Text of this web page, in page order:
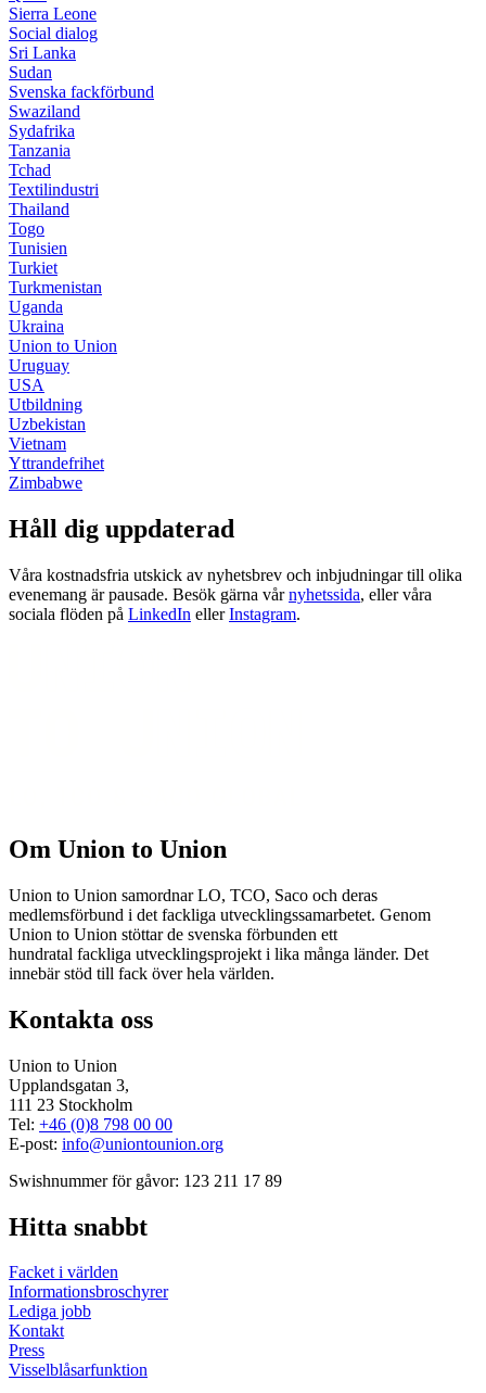
Sierra Leone
Social dialog
Sri Lanka
Sudan
Svenska fackförbund
Swaziland
Sydafrika
Tanzania
Tchad
Textilindustri
Thailand
Togo
Tunisien
Turkiet
Turkmenistan
Uganda
Ukraina
Union to Union
Uruguay
USA
Utbildning
Uzbekistan
Vietnam
Yttrandefrihet
Zimbabwe
Håll dig uppdaterad
Våra kostnadsfria utskick av nyhetsbrev och inbjudningar till olika
evenemang är pausade. Besök gärna vårnyhetssida, eller våra
sociala flöden på LinkedIn ellerInstagram.
Om Union to Union
Union to Union samordnar LO, TCO, Saco och deras
medlemsförbund i det fackliga utvecklingssamarbetet. Genom
Union to Union stöttar de svenska förbunden ett
hundratal fackliga utvecklingsprojekt i lika många länder. Det
innebär stöd till fack över hela världen.
Kontakta oss
Union to Union
Upplandsgatan 3,
111 23 Stockholm
Tel: +46 (0)8 798 00 00
E-post: info@uniontounion.org
Swishnummer för gåvor: 123 211 17 89
Hitta snabbt
Facket i världen
Informationsbroschyrer
Lediga jobb
Kontakt
Press
Visselblåsarfunktion